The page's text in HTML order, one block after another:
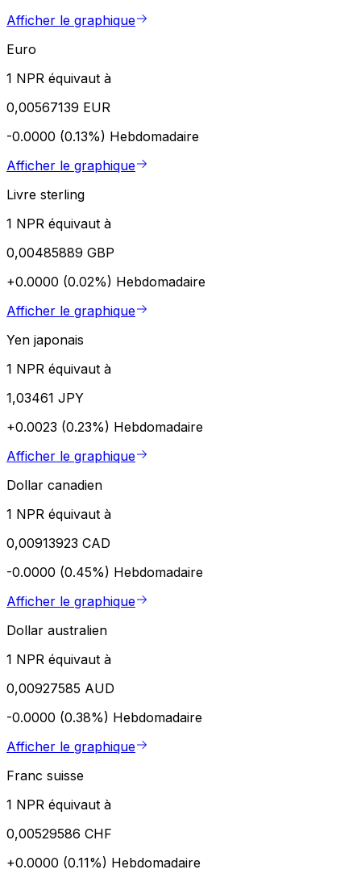
Afficher le graphique
Euro
1 NPR équivaut à
0,00567139 EUR
-0.0000 (0.13%) Hebdomadaire
Afficher le graphique
Livre sterling
1 NPR équivaut à
0,00485889 GBP
+0.0000 (0.02%) Hebdomadaire
Afficher le graphique
Yen japonais
1 NPR équivaut à
1,03461 JPY
+0.0023 (0.23%) Hebdomadaire
Afficher le graphique
Dollar canadien
1 NPR équivaut à
0,00913923 CAD
-0.0000 (0.45%) Hebdomadaire
Afficher le graphique
Dollar australien
1 NPR équivaut à
0,00927585 AUD
-0.0000 (0.38%) Hebdomadaire
Afficher le graphique
Franc suisse
1 NPR équivaut à
0,00529586 CHF
+0.0000 (0.11%) Hebdomadaire